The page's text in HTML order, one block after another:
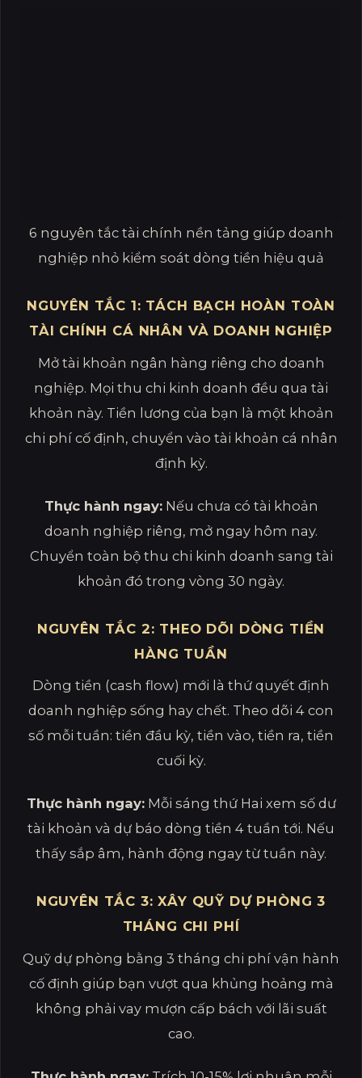
6 nguyên tắc tài chính nền tảng giúp doanh
nghiệp nhỏ kiểm soát dòng tiền hiệu quả
NGUYÊN TẮC 1: TÁCH BẠCH HOÀN TOÀN
TÀI CHÍNH CÁ NHÂN VÀ DOANH NGHIỆP
Mở tài khoản ngân hàng riêng cho doanh
nghiệp. Mọi thu chi kinh doanh đều qua tài
khoản này. Tiền lương của bạn là một khoản
chi phí cố định, chuyển vào tài khoản cá nhân
định kỳ.
Thực hành ngay:Nếu chưa có tài khoản
doanh nghiệp riêng, mở ngay hôm nay.
Chuyển toàn bộ thu chi kinh doanh sang tài
khoản đó trong vòng 30 ngày.
NGUYÊN TẮC 2: THEO DÕI DÒNG TIỀN
HÀNG TUẦN
Dòng tiền (cash flow) mới là thứ quyết định
doanh nghiệp sống hay chết. Theo dõi 4 con
số mỗi tuần: tiền đầu kỳ, tiền vào, tiền ra, tiền
cuối kỳ.
Thực hành ngay:Mỗi sáng thứ Hai xem số dư
tài khoản và dự báo dòng tiền 4 tuần tới. Nếu
thấy sắp âm, hành động ngay từ tuần này.
NGUYÊN TẮC 3: XÂY QUỸ DỰ PHÒNG 3
THÁNG CHI PHÍ
Quỹ dự phòng bằng 3 tháng chi phí vận hành
cố định giúp bạn vượt qua khủng hoảng mà
không phải vay mượn cấp bách với lãi suất
cao.